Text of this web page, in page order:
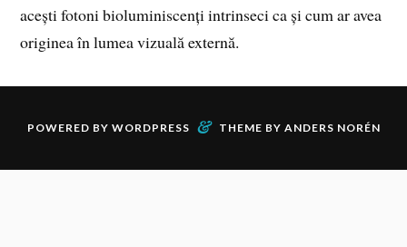
acești fotoni bioluminiscenți intrinseci ca și cum ar avea
originea în lumea vizuală externă.
POWERED BY WORDPRESS & THEME BY ANDERS NORÉN